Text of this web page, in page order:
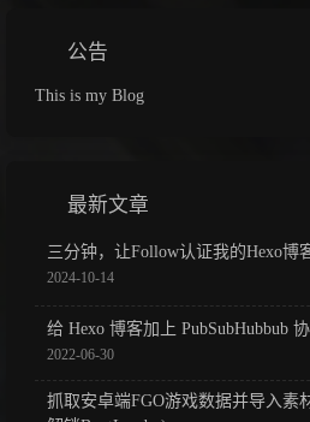
公告
This is my Blog
最新文章
三分钟，让Follow认证我的Hexo博
2024-10-14
给 Hexo 博客加上 PubSubHubbub
2022-06-30
抓取安卓端FGO游戏数据并导入素